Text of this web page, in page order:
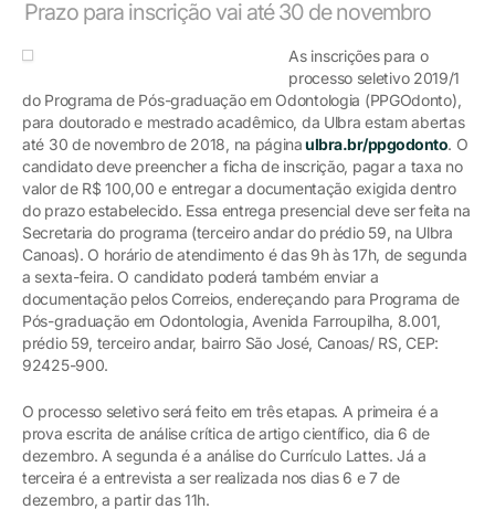
Prazo para inscrição vai até 30 de novembro
As inscrições para o
processo seletivo 2019/1
do Programa de Pós-graduação em Odontologia (PPGOdonto),
para doutorado e mestrado acadêmico, da Ulbra estam abertas
até 30 de novembro de 2018, na páginaulbra.br/ppgodonto. O
candidato deve preencher a ficha de inscrição, pagar a taxa no
valor de R$ 100,00 e entregar a documentação exigida dentro
do prazo estabelecido. Essa entrega presencial deve ser feita na
Secretaria do programa (terceiro andar do prédio 59, na Ulbra
Canoas). O horário de atendimento é das 9h às 17h, de segunda
a sexta-feira. O candidato poderá também enviar a
documentação pelos Correios, endereçando para Programa de
Pós-graduação em Odontologia, Avenida Farroupilha, 8.001,
prédio 59, terceiro andar, bairro São José, Canoas/ RS, CEP:
92425-900.
O processo seletivo será feito em três etapas. A primeira é a
prova escrita de análise crítica de artigo científico, dia 6 de
dezembro. A segunda é a análise do Currículo Lattes. Já a
terceira é a entrevista a ser realizada nos dias 6 e 7 de
dezembro, a partir das 11h.